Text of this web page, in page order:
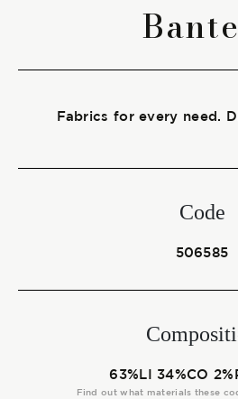
Fabrics for every need.
Code
506585
63%LI 34%CO
Find out what materials these
UpCycle
Start together
NEWS